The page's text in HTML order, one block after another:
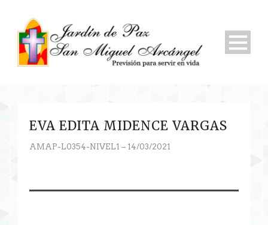
EVA EDITA MIDENCE VARGAS
AMAP-L0354-NIVEL1 – 14/03/2021